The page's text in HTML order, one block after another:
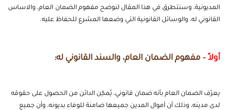
المديونية، وسنتطرق في هذا المقال لنوضح مفهوم الضمان العام، والاساس
القانوني له، والوسائل القانونية التي وضعها المشرع للحفاظ عليه.
أولاً – مفهوم الضمان العام، والسند القانوني له:
يعرّف الضمان العام بأنه ضمان قانوني، يُمكِن الدائن من الحصول على حقوقه
لدى مدينه، وذلك أن أموال المدين جميعها ضامنة للوفاء بديونه، وأن جميع